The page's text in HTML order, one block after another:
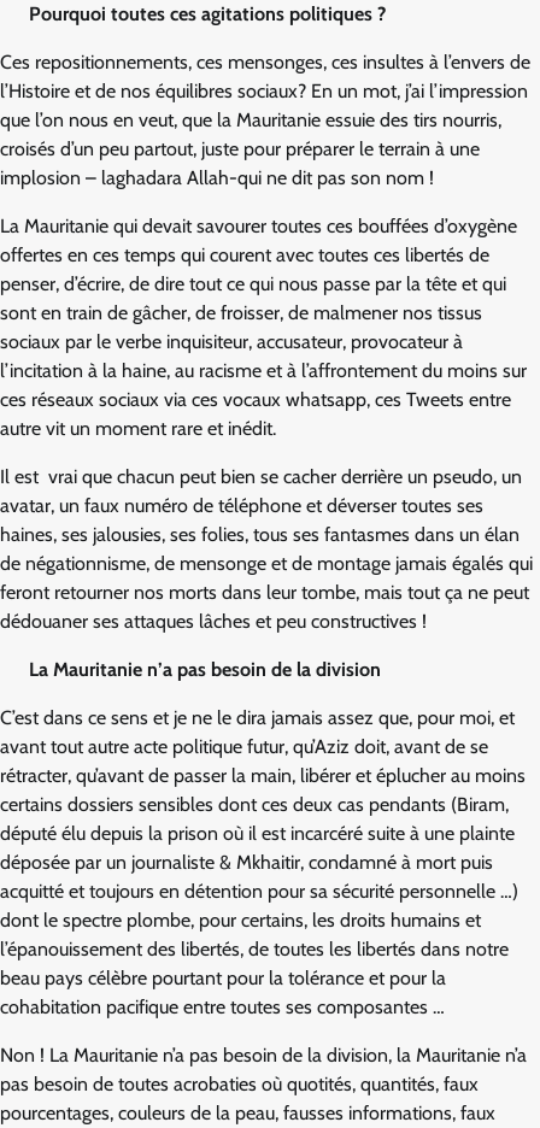
Pourquoi toutes ces agitations politiques ?
Ces repositionnements, ces mensonges, ces insultes à l’envers de
l’Histoire et de nos équilibres sociaux? En un mot, j’ai l’impression
que l’on nous en veut, que la Mauritanie essuie des tirs nourris,
croisés d’un peu partout, juste pour préparer le terrain à une
implosion – laghadara Allah-qui ne dit pas son nom !
La Mauritanie qui devait savourer toutes ces bouffées d’oxygène
offertes en ces temps qui courent avec toutes ces libertés de
penser, d’écrire, de dire tout ce qui nous passe par la tête et qui
sont en train de gâcher, de froisser, de malmener nos tissus
sociaux par le verbe inquisiteur, accusateur, provocateur à
l’incitation à la haine, au racisme et à l’affrontement du moins sur
ces réseaux sociaux via ces vocaux whatsapp, ces Tweets entre
autre vit un moment rare et inédit.
Il est vrai que chacun peut bien se cacher derrière un pseudo, un
avatar, un faux numéro de téléphone et déverser toutes ses
haines, ses jalousies, ses folies, tous ses fantasmes dans un élan
de négationnisme, de mensonge et de montage jamais égalés qui
feront retourner nos morts dans leur tombe, mais tout ça ne peut
dédouaner ses attaques lâches et peu constructives !
La Mauritanie n’a pas besoin de la division
C’est dans ce sens et je ne le dira jamais assez que, pour moi, et
avant tout autre acte politique futur, qu’Aziz doit, avant de se
rétracter, qu’avant de passer la main, libérer et éplucher au moins
certains dossiers sensibles dont ces deux cas pendants (Biram,
député élu depuis la prison où il est incarcéré suite à une plainte
déposée par un journaliste & Mkhaitir, condamné à mort puis
acquitté et toujours en détention pour sa sécurité personnelle …)
dont le spectre plombe, pour certains, les droits humains et
l’épanouissement des libertés, de toutes les libertés dans notre
beau pays célèbre pourtant pour la tolérance et pour la
cohabitation pacifique entre toutes ses composantes …
Non ! La Mauritanie n’a pas besoin de la division, la Mauritanie n’a
pas besoin de toutes acrobaties où quotités, quantités, faux
pourcentages, couleurs de la peau, fausses informations, faux